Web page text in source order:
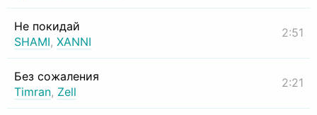
Не покидай
SHAMI, XANNI
2:51
Без сожаления
Timran, Zell
2:21